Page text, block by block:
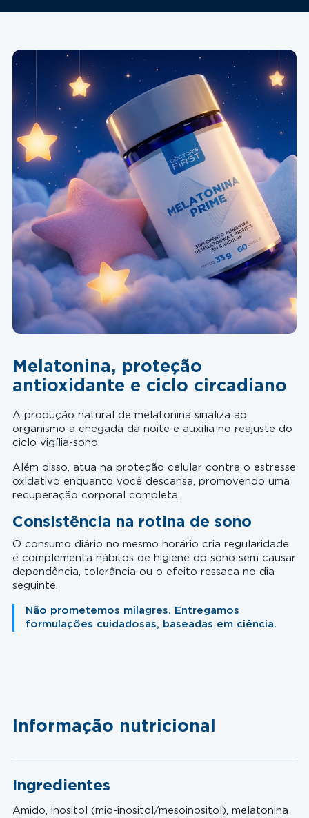
Melatonina, proteção
antioxidante e ciclo circadiano
A produção natural de melatonina sinaliza ao
organismo a chegada da noite e auxilia no reajuste do
ciclo vigília-sono.
Além disso, atua na proteção celular contra o estresse
oxidativo enquanto você descansa, promovendo uma
recuperação corporal completa.
Consistência na rotina de sono
O consumo diário no mesmo horário cria regularidade
e complementa hábitos de higiene do sono sem causar
dependência, tolerância ou o efeito ressaca no dia
seguinte.
Não prometemos milagres. Entregamos
formulações cuidadosas, baseadas em ciência.
Informação nutricional
Ingredientes
Amido, inositol (mio-inositol/mesoinositol), melatonina